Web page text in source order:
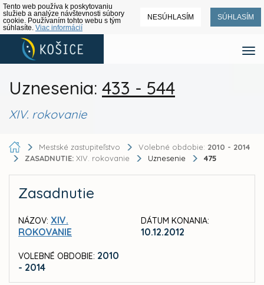
Tento web používa k poskytovaniu
služieb a analýze návštevnosti súbory
cookie. Používaním tohto webu s tým
súhlasíte. Viac informácií
NESÚHLASÍM SÚHLASÍM
Uznesenia: 433 - 544
XIV. rokovanie
Mestské zastupiteľstvo Volebné obdobie: 2010 - 2014
ZASADNUTIE: XIV. rokovanie Uznesenie 475
Zasadnutie
NÁZOV: XIV.
ROKOVANIE
VOLEBNÉ OBDOBIE: 2010
- 2014
DÁTUM KONANIA:
10.12.2012